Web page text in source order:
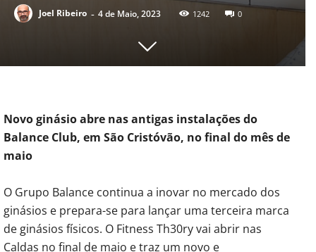
Joel Ribeiro - 4 de Maio, 2023 1242 0
Novo ginásio abre nas antigas instalações do
Balance Club, em São Cristóvão, no final do mês de
maio
O Grupo Balance continua a inovar no mercado dos
ginásios e prepara-se para lançar uma terceira marca
de ginásios físicos. O Fitness Th30ry vai abrir nas
Caldas no final de maio e traz um novo e